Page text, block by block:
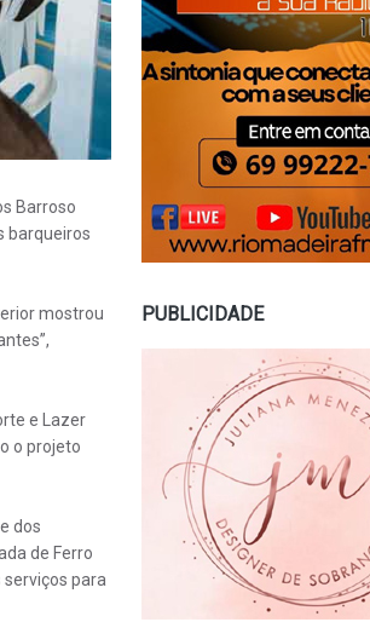
Barroso
barqueiros
mostrou
e Lazer
o projeto
dos
de Ferro
para
PUBLICIDADE